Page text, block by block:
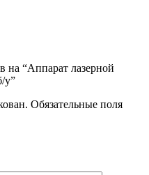
на “Аппарат лазерной
у”
Обязательные поля